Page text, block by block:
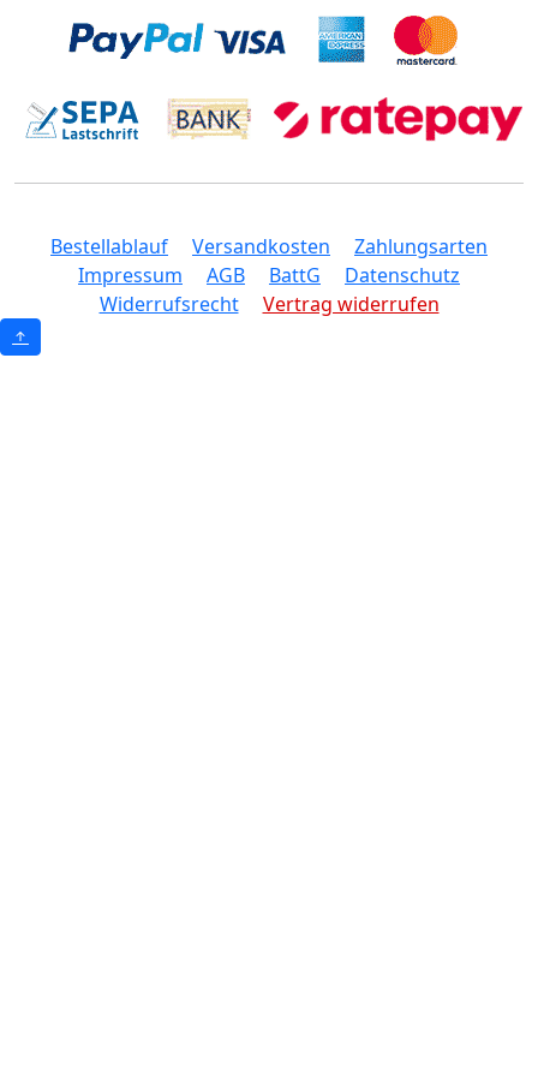
Bestellablauf Versandkosten
Zahlungsarten
Impressum
AGB BattG
Datenschutz
Widerrufsrecht
Vertrag widerrufen